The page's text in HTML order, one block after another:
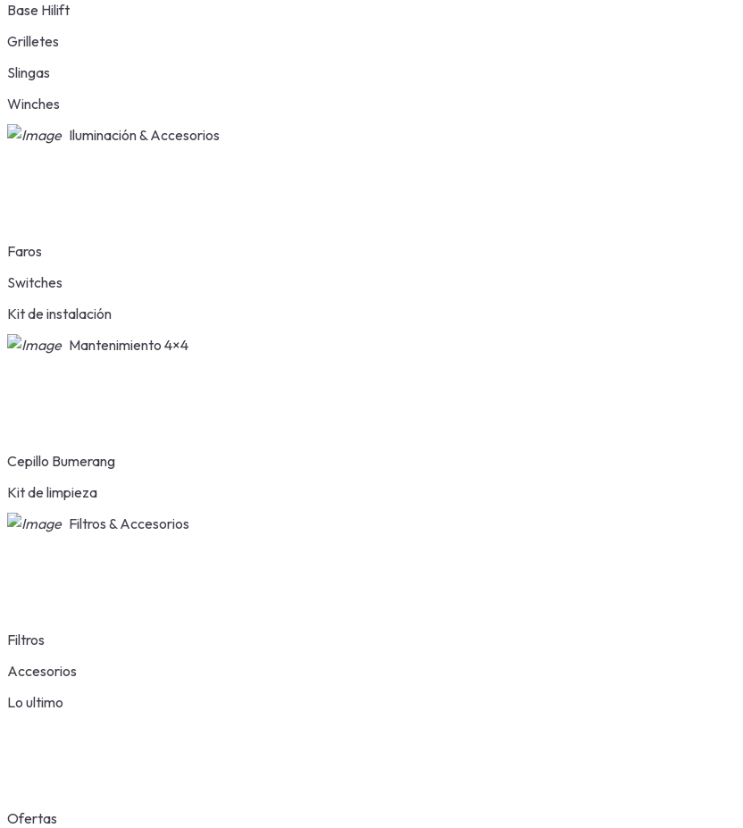
Base Hilift
Grilletes
Slingas
Winches
Iluminación & Accesorios
Faros
Switches
Kit de instalación
Mantenimiento 4×4
Cepillo Bumerang
Kit de limpieza
Filtros & Accesorios
Filtros
Accesorios
Lo ultimo
Ofertas